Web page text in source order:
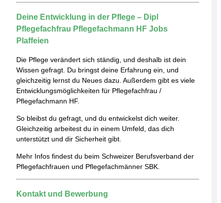
Deine Entwicklung in der Pflege – Dipl
Pflegefachfrau Pflegefachmann HF Jobs
Plaffeien
Die Pflege verändert sich ständig, und deshalb ist dein
Wissen gefragt. Du bringst deine Erfahrung ein, und
gleichzeitig lernst du Neues dazu. Außerdem gibt es viele
Entwicklungsmöglichkeiten für Pflegefachfrau /
Pflegefachmann HF.
So bleibst du gefragt, und du entwickelst dich weiter.
Gleichzeitig arbeitest du in einem Umfeld, das dich
unterstützt und dir Sicherheit gibt.
Mehr Infos findest du beim Schweizer Berufsverband der
Pflegefachfrauen und Pflegefachmänner SBK
Kontakt und Bewerbung